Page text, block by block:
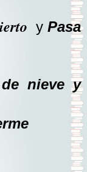
y Pasa
nieve y